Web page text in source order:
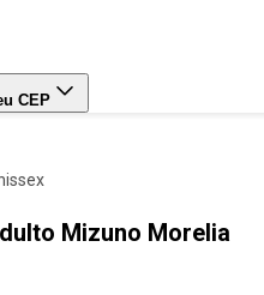
CEP
Mizuno Morelia